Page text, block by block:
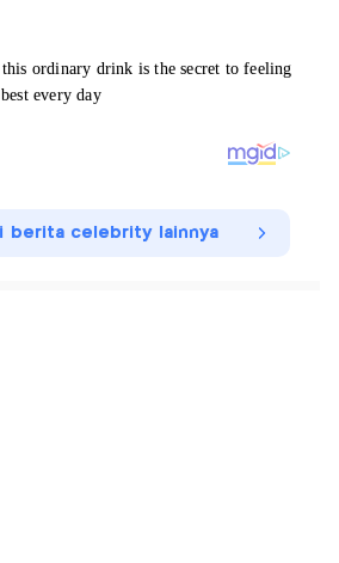
berita celebrity lainnya